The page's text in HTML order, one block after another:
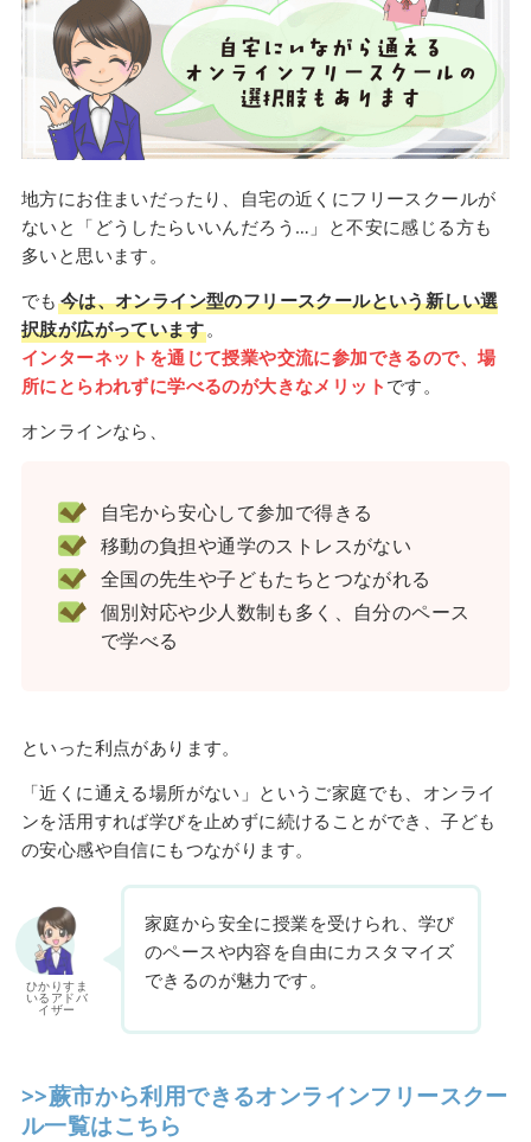
地方にお住まいだったり、自宅の近くにフリースクールが
ないと「どうしたらいいんだろう…」と不安に感じる方も
多いと思います。
でも 今は、オンライン型のフリースクールという新しい選
択肢が広がっています。
インターネットを通じて授業や交流に参加できるので、場
所にとらわれずに学べるのが大きなメリット です。
オンラインなら、
自宅から安心して参加で得きる
移動の負担や通学のストレスがない
全国の先生や子どもたちとつながれる
個別対応や少人数制も多く、自分のペース
で学べる
といった利点があります。
「近くに通える場所がない」というご家庭でも、オンライ
ンを活用すれば学びを止めずに続けることができ、子ども
の安心感や自信にもつながります。
ひかりすま
いるアドバ
イザー
家庭から安全に授業を受けられ、学び
のペースや内容を自由にカスタマイズ
できるのが魅力です。
>>蕨市から利用できるオンラインフリースクー
ル一覧はこちら